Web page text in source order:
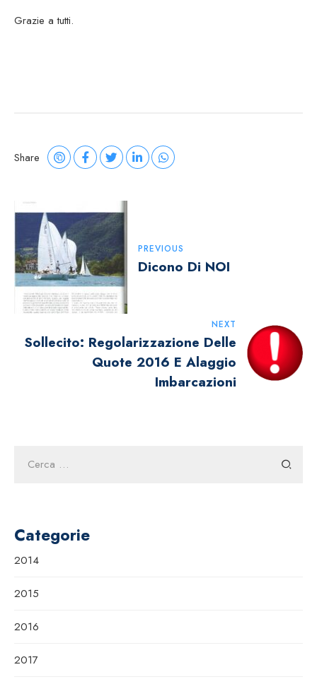
Grazie a tutti.
Share
Navigazione
Articoli
PREVIOUS
Dicono Di NOI
NEXT
Sollecito: Regolarizzazione Delle
Quote 2016 E Alaggio
Imbarcazioni
per:
Categorie
2014
2015
2016
2017